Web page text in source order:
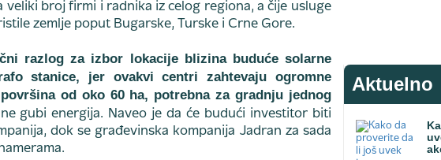
veliki broj firmi i radnika iz celog regiona, a čije usluge
zemlje poput Bugarske, Turske i Crne Gore.
razlog za izbor lokacije blizina buduće solarne
stanice, jer ovakvi centri zahtevaju ogromne
od oko 60 ha, potrebna za gradnju jednog
gubi energija. Naveo je da će budući investitor biti
dok se građevinska kompanija Jadran za sada
Aktuelno